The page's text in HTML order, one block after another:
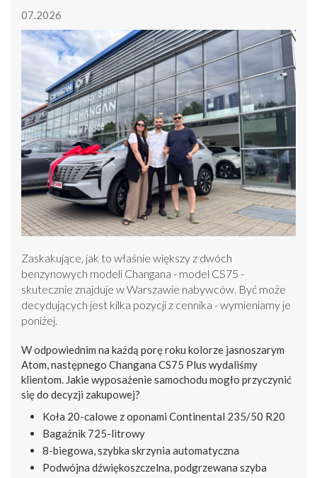
07.2026
Zaskakujące, jak to właśnie większy z dwóch
benzynowych modeli Changana - model CS75 -
skutecznie znajduje w Warszawie nabywców. Być może
decydujących jest kilka pozycji z cennika - wymieniamy je
poniżej.
W odpowiednim na każdą porę roku kolorze jasnoszarym
Atom, następnego Changana CS75 Plus wydaliśmy
klientom. Jakie wyposażenie samochodu mogło przyczynić
się do decyzji zakupowej?
Koła 20-calowe z oponami Continental 235/50 R20
Bagażnik 725-litrowy
8-biegowa, szybka skrzynia automatyczna
Podwójna dźwiękoszczelna, podgrzewana szyba